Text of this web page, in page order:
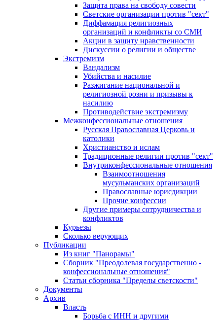
Защита права на свободу совести
Светские организации против "сект"
Диффамация религиозных
организаций и конфликты со СМИ
Акции в защиту нравственности
Дискуссии о религии и обществе
Экстремизм
Вандализм
Убийства и насилие
Разжигание национальной и
религиозной розни и призывы к
насилию
Противодействие экстремизму
Межконфессиональные отношения
Русская Православная Церковь и
католики
Христианство и ислам
Традиционные религии против "сект"
Внутриконфессиональные отношения
Взаимоотношения
мусульманских организаций
Православные юрисдикции
Прочие конфессии
Другие примеры сотрудничества и
конфликтов
Курьезы
Сколько верующих
Публикации
Из книг "Панорамы"
Сборник "Преодолевая государственно -
конфессиональные отношения"
Статьи сборника "Пределы светскости"
Документы
Архив
Власть
Борьба с ИНН и другими